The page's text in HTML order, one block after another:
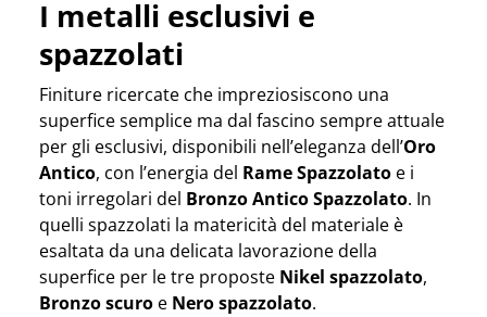
I metalli esclusivi e
spazzolati
Finiture ricercate che impreziosiscono una
superfice semplice ma dal fascino sempre attuale
per gli esclusivi, disponibili nell’eleganza dell’Oro
Antico, con l’energia del Rame Spazzolato e i
toni irregolari del Bronzo Antico Spazzolato. In
quelli spazzolati la matericità del materiale è
esaltata da una delicata lavorazione della
superfice per le tre proposte Nikel spazzolato,
Bronzo scuro e Nero spazzolato.